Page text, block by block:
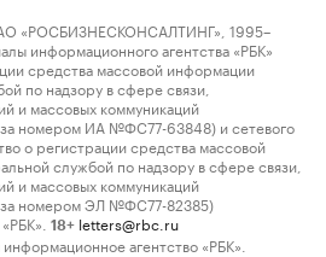
«РОСБИЗНЕСКОНСАЛТИНГ», 1995–
информационного агентства «РБК»
средства массовой информации
по надзору в сфере связи,
и массовых коммуникаций
номером ИА №ФС77-63848) и сетевого
о регистрации средства массовой
службой по надзору в сфере связи,
и массовых коммуникаций
за номером ЭЛ №ФС77-82385)
18+ letters@rbc.ru
агентство «РБК».